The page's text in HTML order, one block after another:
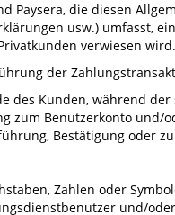
Paysera, die diesen
usw.)
verwiesen wird.
der
des Kunden, während
zum Benutzerkonto
Bestätigung oder
Zahlen oder
und/